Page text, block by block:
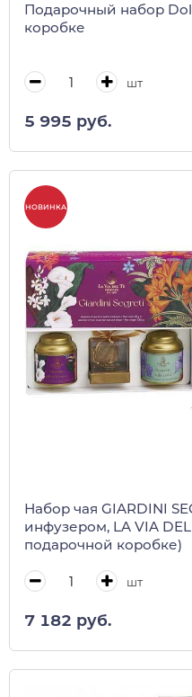
Подарочный набор
коробке
шт
5 995 руб.
НОВИНКА
Набор чая GIARDINI
инфузером, LA VIA
подарочной коробке)
шт
7 182 руб.